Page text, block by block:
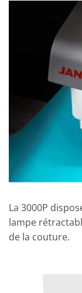
La 3000P
lampe
de la couture.